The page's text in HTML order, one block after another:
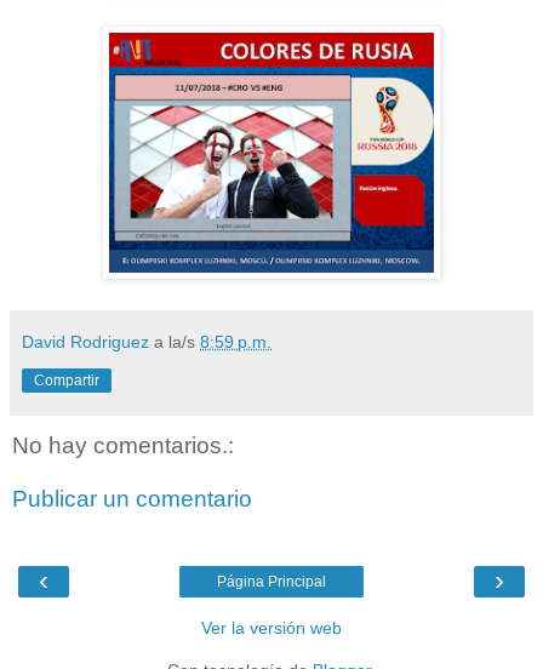
David Rodriguez a la/s 8:59 p.m.
Compartir
No hay comentarios.:
Publicar un comentario
‹ ›
Página Principal
Ver la versión web